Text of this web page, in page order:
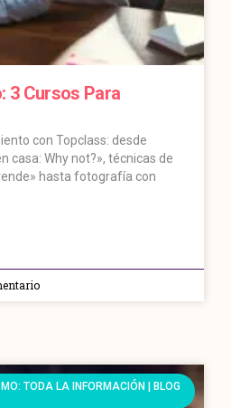
3 Cursos Para
con Topclass: desde
casa: Why not?», técnicas de
hasta fotografía con
TODA LA INFORMACIÓN | BLOG